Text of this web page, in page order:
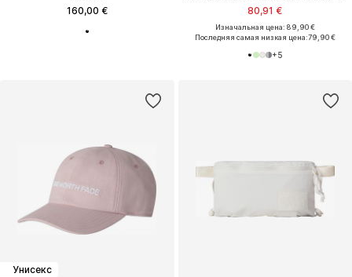
160,00 € 80,91 €
Изначальная цена: 89,90 €
Последняя самая низкая цена:79,90 €
+5
Унисекс